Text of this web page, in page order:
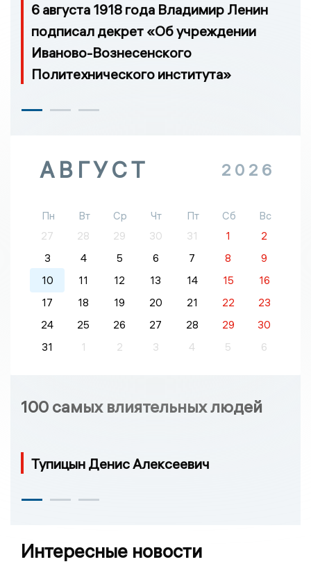
6 августа 1918 года Владимир Ленин
подписал декрет «Об учреждении
Иваново-Вознесенского
Политехнического института»
АВГУСТ 2026
Пн Вт Ср Чт Пт Сб
Вс
27
28 29 30 31 1
2
3
4 5 6 7 8
9
10
11 12 13 14 15
16
17
18 19 20 21 22
23
24
25 26 27 28 29
30
31
1 2 3 4 5 6
100 самых влиятельных людей
Тупицын Денис Алексеевич
Интересные новости